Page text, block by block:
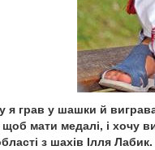
я грав у шашки й
щоб мати медалі, і хочу
з шахів Ілля Лабик.